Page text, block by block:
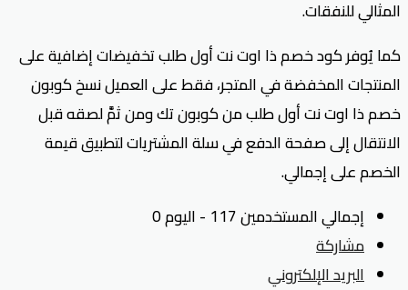
المثالي للنفقات.
كما يُوفر كود خصم ذا اوت نت أول طلب تخفيضات إضافية على
المنتجات المخفضة في المتجر، فقط على العميل نسخ كوبون
خصم ذا اوت نت أول طلب من كوبون تك ومن ثمَّ لصقه قبل
الانتقال إلى صفحة الدفع في سلة المشتريات لتطبيق قيمة
الخصم على إجمالي.
إجمالي المستخدمين 117 - اليوم 0
مشاركة
البريد الإلكتروني